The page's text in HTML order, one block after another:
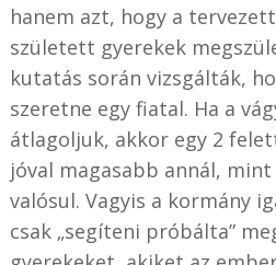
hanem azt, hogy a
született gyerekek
kutatás során vizsgálták,
szeretne egy fiatal. Ha a
átlagoljuk, akkor egy 2
jóval magasabb annál,
valósul. Vagyis a kormány
csak „segíteni próbálta”